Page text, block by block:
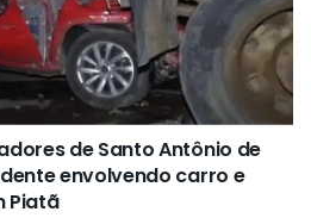
de Santo Antônio de
envolvendo carro e
Piatã